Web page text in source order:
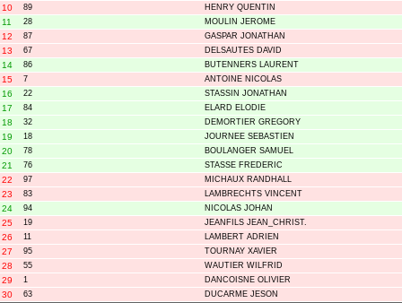
10 89 HENRY QUENTIN
11 28 MOULIN JEROME
12 87 GASPAR JONATHAN
13 67 DELSAUTES DAVID
14 86 BUTENNERS LAURENT
15 7 ANTOINE NICOLAS
16 22 STASSIN JONATHAN
17 84 ELARD ELODIE
18 32 DEMORTIER GREGORY
19 18 JOURNEE SEBASTIEN
20 78 BOULANGER SAMUEL
21 76 STASSE FREDERIC
22 97 MICHAUX RANDHALL
23 83 LAMBRECHTS VINCENT
24 94 NICOLAS JOHAN
25 19 JEANFILS JEAN_CHRIST.
26 11 LAMBERT ADRIEN
27 95 TOURNAY XAVIER
28 55 WAUTIER WILFRID
29 1 DANCOISNE OLIVIER
30 63 DUCARME JESON